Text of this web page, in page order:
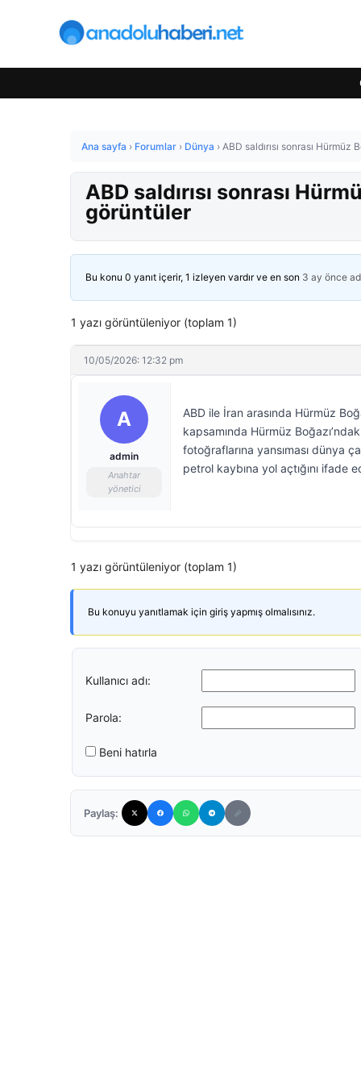
Ana sayfa › Forumlar › Dünya › ABD saldırısı sonrası
ABD saldırısı sonrası
görüntüler
Bu konu 0 yanıt içerir, 1 izleyen vardır ve en son 3 ay önce
1 yazı görüntüleniyor (toplam 1)
10/05/2026: 12:32 pm
A
admin
Anahtar
yönetici
ABD ile İran arasında Hürmüz
kapsamında Hürmüz
fotoğraflarına yansıması dünya
petrol kaybına yol açtığını ifade
1 yazı görüntüleniyor (toplam 1)
Bu konuyu yanıtlamak için giriş yapmış olmalısınız.
Kullanıcı adı:
Parola:
Beni hatırla
Paylaş: